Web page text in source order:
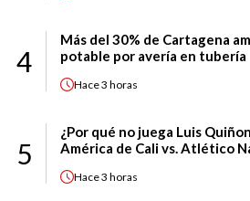
4
Más del 30% de Cartagena
potable por avería en tubería
Hace3 horas
5
¿Por qué no juega Luis
América de Cali vs. Atlético
Hace3 horas